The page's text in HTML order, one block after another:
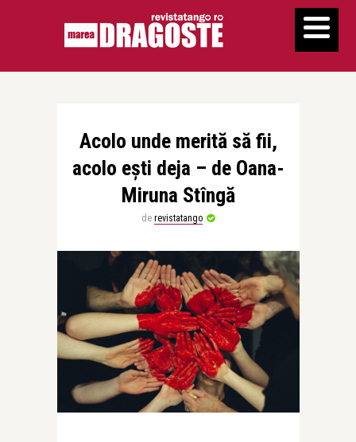
Acolo unde merită să fii,
acolo eşti deja – de Oana-
Miruna Stîngă
de revistatango